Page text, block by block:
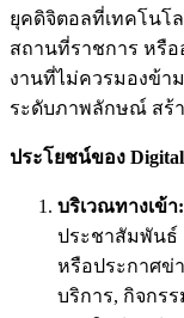
ยุคดิจิตอลที่เทคโนโ
สถานที่ราชการ หรื
งานที่ไม่ควรมองข้า
ระดับภาพลักษณ์ สร้
ประโยชน์ของ
บริเวณทางเข้า:
ประชาสัมพันธ์
หรือประกาศข่
บริการ, กิจกร